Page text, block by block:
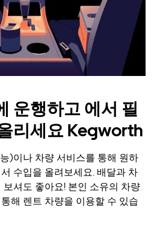
운행하고 에서 필
리세요 Kegworth
)이나 차량 서비스를 통해 원하
수입을 올려보세요. 배달과 차
셔도 좋아요! 본인 소유의 차량
해 렌트 차량을 이용할 수 있습